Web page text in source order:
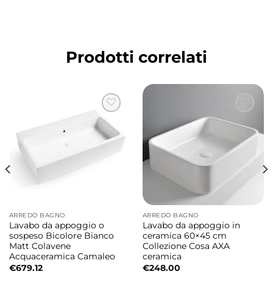
Prodotti correlati
ARREDO BAGNO
Lavabo da appoggio o
sospeso Bicolore Bianco
Matt Colavene
Acquaceramica Camaleo
€679.12
ARREDO BAGNO
Lavabo da appoggio in
ceramica 60×45 cm
Collezione Cosa AXA
ceramica
€248.00